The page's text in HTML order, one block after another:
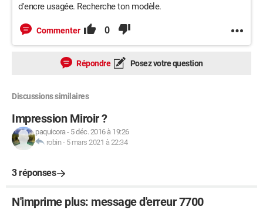
d'encre usagée. Recherche ton modèle.
Commenter 0
Répondre Posez votre question
Discussions similaires
Impression Miroir ?
paquicora- 5 déc. 2016 à 19:26
robin- 5 mars 2021 à 22:34
3 réponses
N'imprime plus: message d'erreur 7700